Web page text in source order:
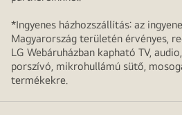
*Ingyenes házhozszállítás: az
Magyarország területén érvényes,
LG Webáruházban kapható TV,
porszívó, mikrohullámú sütő,
termékekre.